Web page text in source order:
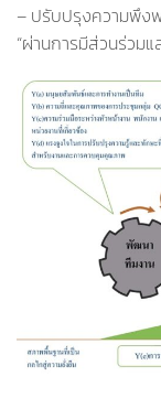
– ปรับปรุงความพึง
“ผ่านการมีส่วนร่วม